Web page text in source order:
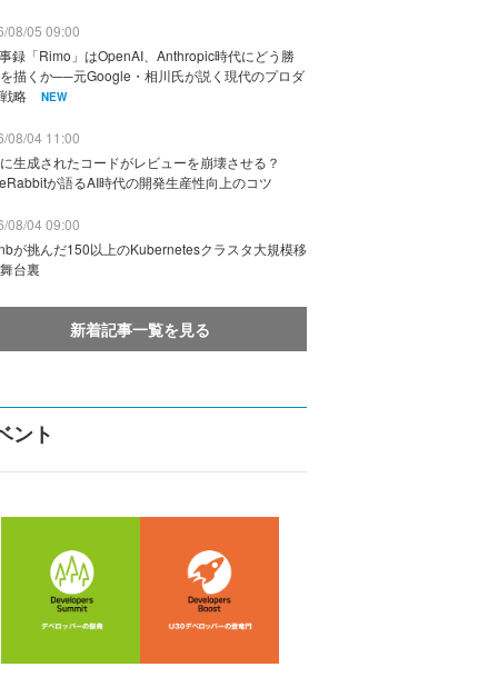
08/05 09:00
録「Rimo」はOpenAI、Anthropic時代にどう勝
描くか──元Google・相川氏が説く現代のプロダ
略
NEW
08/04 11:00
生成されたコードがレビューを崩壊させる？
が語るAI時代の開発生産性向上のコツ
08/04 09:00
が挑んだ150以上のKubernetesクラスタ大規模移
台裏
新着記事一覧を見る
ント